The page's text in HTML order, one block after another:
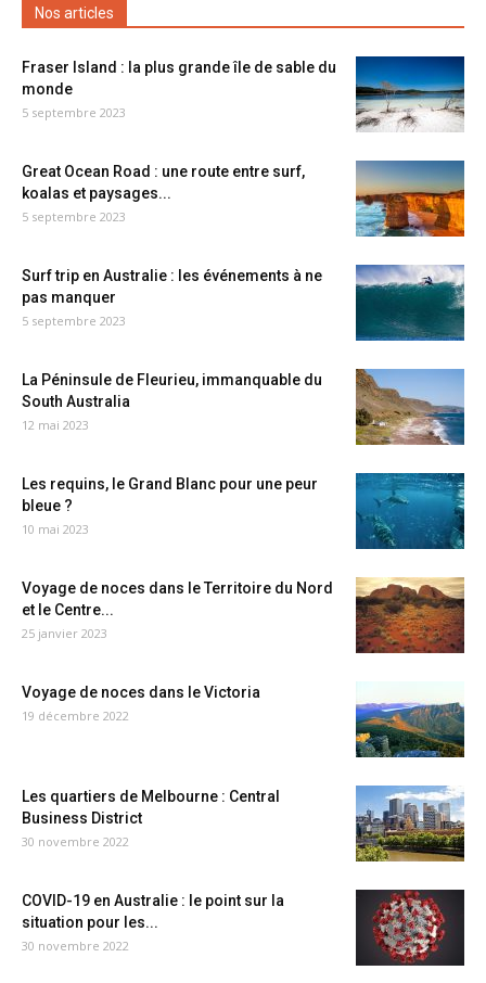
Nos articles
Fraser Island : la plus grande île de sable du
monde
5 septembre 2023
Great Ocean Road : une route entre surf,
koalas et paysages...
5 septembre 2023
Surf trip en Australie : les événements à ne
pas manquer
5 septembre 2023
La Péninsule de Fleurieu, immanquable du
South Australia
12 mai 2023
Les requins, le Grand Blanc pour une peur
bleue ?
10 mai 2023
Voyage de noces dans le Territoire du Nord
et le Centre...
25 janvier 2023
Voyage de noces dans le Victoria
19 décembre 2022
Les quartiers de Melbourne : Central
Business District
30 novembre 2022
COVID-19 en Australie : le point sur la
situation pour les...
30 novembre 2022